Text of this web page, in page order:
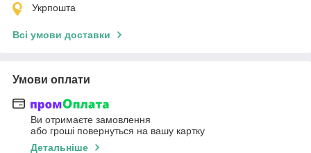
Укрпошта
Всі умови доставки
Умови оплати
Ви отримаєте замовлення
або гроші повернуться на вашу картку
Детальніше